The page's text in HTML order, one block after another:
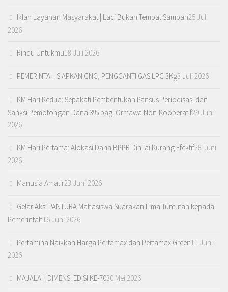
Iklan Layanan Masyarakat | Laci Bukan Tempat Sampah25 Juli
2026
Rindu Untukmu18 Juli 2026
PEMERINTAH SIAPKAN CNG, PENGGANTI GAS LPG 3Kg3 Juli 2026
KM Hari Kedua: Sepakati Pembentukan Pansus Periodisasi dan
Sanksi Pemotongan Dana 3% bagi Ormawa Non-Kooperatif29 Juni
2026
KM Hari Pertama: Alokasi Dana BPPR Dinilai Kurang Efektif28 Juni
2026
Manusia Amatir23 Juni 2026
Gelar Aksi PANTURA Mahasiswa Suarakan Lima Tuntutan kepada
Pemerintah16 Juni 2026
Pertamina Naikkan Harga Pertamax dan Pertamax Green11 Juni
2026
MAJALAH DIMENSI EDISI KE-7030 Mei 2026